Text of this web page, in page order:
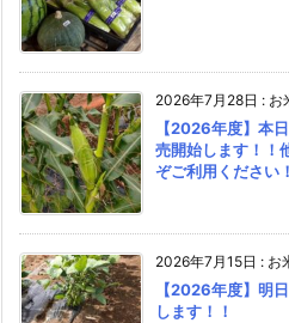
2026年7月28日 : お
【2026年度】本
売開始します！！
ぞご利用ください
2026年7月15日 : お
【2026年度】明
します！！